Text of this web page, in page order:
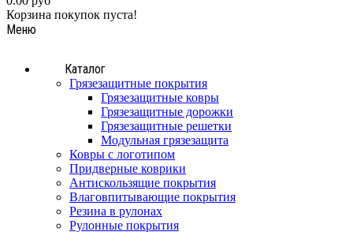
Корзина покупок пуста!
Меню
Каталог
Грязезащитные покрытия
Грязезащитные ковры
Грязезащитные дорожки
Грязезащитные решетки
Модульная грязезащита
Ковры с логотипом
Придверные коврики
Антискользящие покрытия
Влаговпитывающие покрытия
Резина в рулонах
Рулонные покрытия